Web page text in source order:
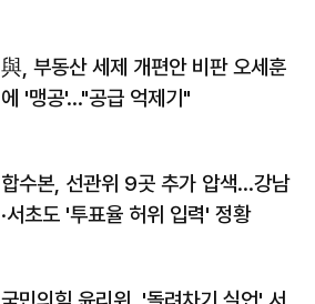
與, 부동산 세제 개편안 비판 오세훈
에 '맹공'…"공급 억제기"
합수본, 선관위 9곳 추가 압색…강남
·서초도 '투표율 허위 입력' 정황